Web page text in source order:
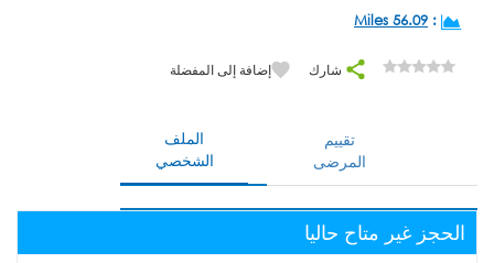
:
56.09 Miles
شارك إضافة إلى المفضلة
الملف
الشخصي
تقييم
المرضى
الحجز غير متاح حاليا